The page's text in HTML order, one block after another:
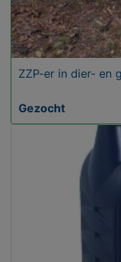
ZZP-er in dier- en
Gezocht